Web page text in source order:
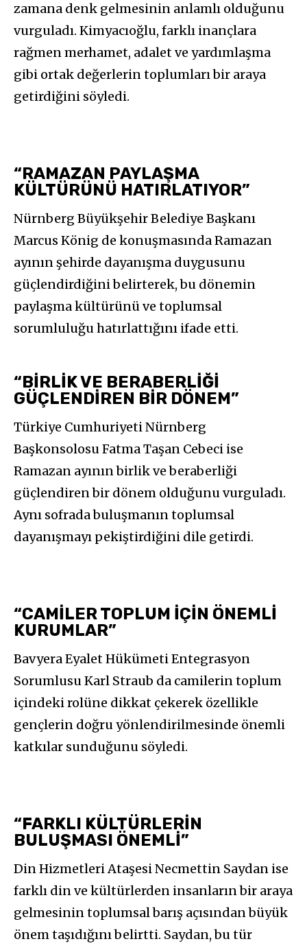
zamana denk gelmesinin anlamlı olduğunu
vurguladı. Kimyacıoğlu, farklı inançlara
rağmen merhamet, adalet ve yardımlaşma
gibi ortak değerlerin toplumları bir araya
getirdiğini söyledi.
“RAMAZAN PAYLAŞMA
KÜLTÜRÜNÜ HATIRLATIYOR”
Nürnberg Büyükşehir Belediye Başkanı
Marcus König de konuşmasında Ramazan
ayının şehirde dayanışma duygusunu
güçlendirdiğini belirterek, bu dönemin
paylaşma kültürünü ve toplumsal
sorumluluğu hatırlattığını ifade etti.
“BİRLİK VE BERABERLİĞİ
GÜÇLENDİREN BİR DÖNEM”
Türkiye Cumhuriyeti Nürnberg
Başkonsolosu Fatma Taşan Cebeci ise
Ramazan ayının birlik ve beraberliği
güçlendiren bir dönem olduğunu vurguladı.
Aynı sofrada buluşmanın toplumsal
dayanışmayı pekiştirdiğini dile getirdi.
“CAMİLER TOPLUM İÇİN ÖNEMLİ
KURUMLAR”
Bavyera Eyalet Hükümeti Entegrasyon
Sorumlusu Karl Straub da camilerin toplum
içindeki rolüne dikkat çekerek özellikle
gençlerin doğru yönlendirilmesinde önemli
katkılar sunduğunu söyledi.
“FARKLI KÜLTÜRLERİN
BULUŞMASI ÖNEMLİ”
Din Hizmetleri Ataşesi Necmettin Saydan ise
farklı din ve kültürlerden insanların bir araya
gelmesinin toplumsal barış açısından büyük
önem taşıdığını belirtti. Saydan, bu tür